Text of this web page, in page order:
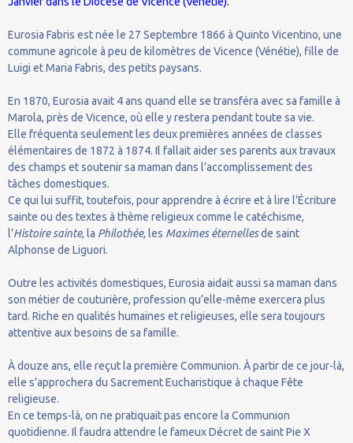
Eurosia Fabris est née le 27 Septembre 1866 à Quinto Vicentino, une
commune agricole à peu de kilomètres de Vicence (Vénétie), fille de
Luigi et Maria Fabris, des petits paysans.
En 1870, Eurosia avait 4 ans quand elle se transféra avec sa famille à
Marola, près de Vicence, où elle y restera pendant toute sa vie.
Elle fréquenta seulement les deux premières années de classes
élémentaires de 1872 à 1874. Il fallait aider ses parents aux travaux
des champs et soutenir sa maman dans l’accomplissement des
tâches domestiques.
Ce qui lui suffit, toutefois, pour apprendre à écrire et à lire l’Écriture
sainte ou des textes à thème religieux comme le catéchisme,
l’Histoire sainte, la Philothée, les Maximes éternellesde saint
Alphonse de Liguori.
Outre les activités domestiques, Eurosia aidait aussi sa maman dans
son métier de couturière, profession qu’elle-même exercera plus
tard. Riche en qualités humaines et religieuses, elle sera toujours
attentive aux besoins de sa famille.
À douze ans, elle reçut la première Communion. À partir de ce jour-là,
elle s’approchera du Sacrement Eucharistique à chaque Fête
religieuse.
En ce temps-là, on ne pratiquait pas encore la Communion
quotidienne. Il faudra attendre le fameux Décret de saint Pie X